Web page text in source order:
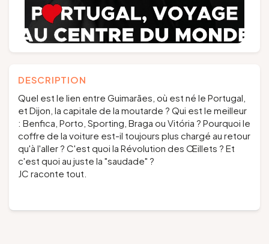
DESCRIPTION
Quel est le lien entre Guimarães, où est né le Portugal,
et Dijon, la capitale de la moutarde ? Qui est le meilleur
: Benfica, Porto, Sporting, Braga ou Vitória ? Pourquoi le
coffre de la voiture est-il toujours plus chargé au retour
qu'à l'aller ? C'est quoi la Révolution des Œillets ? Et
c'est quoi au juste la "saudade" ?
JC raconte tout.